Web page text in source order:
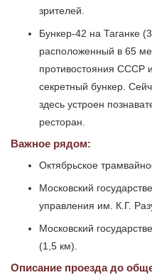
зрителей.
Бункер-42 на Таганке
расположенный в 65
противостояния СССР
секретный бункер.
здесь устроен
ресторан.
Важное рядом:
Октябрьское
Московский
управления им. К.Г.
Московский
(1,5 км).
Описание проезда до